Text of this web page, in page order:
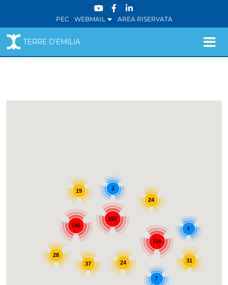
PEC WEBMAIL AREA RISERVATA
TERRE D'EMILIA
159
24
24
37
114
31
4
7
145
19
28
2